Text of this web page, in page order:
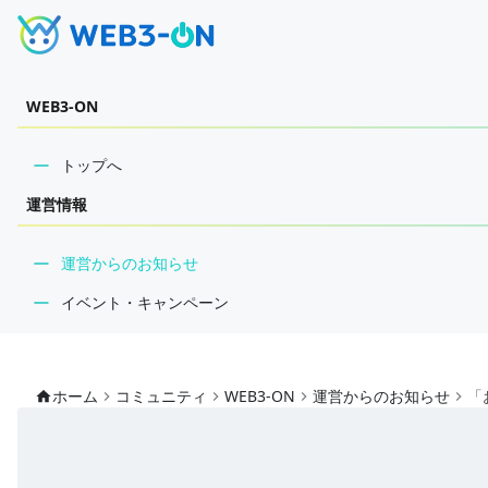
WEB3-ON
トップへ
運営情報
運営からのお知らせ
イベント・キャンペーン
自由掲示板
ホーム コミュニティ WEB3-ON 運営からのお知らせ